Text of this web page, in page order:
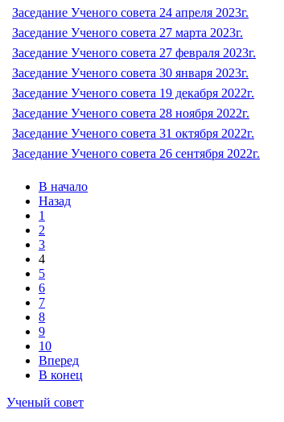
Заседание Ученого совета 24 апреля 2023г.
Заседание Ученого совета 27 марта 2023г.
Заседание Ученого совета 27 февраля 2023г.
Заседание Ученого совета 30 января 2023г.
Заседание Ученого совета 19 декабря 2022г.
Заседание Ученого совета 28 ноября 2022г.
Заседание Ученого совета 31 октября 2022г.
Заседание Ученого совета 26 сентября 2022г.
В начало
Назад
1
2
3
4
5
6
7
8
9
10
Вперед
В конец
Ученый совет